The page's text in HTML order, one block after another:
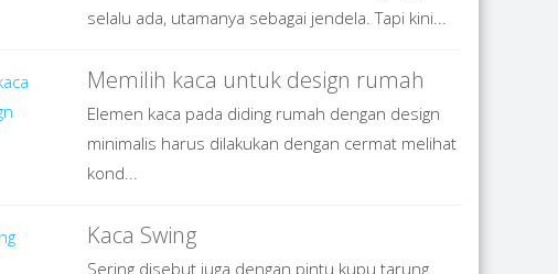
selalu ada, utamanya sebagai jendela. Tapi kini...
Memilih kaca untuk design rumah
Elemen kaca pada diding rumah dengan design
minimalis harus dilakukan dengan cermat melihat
kond...
Kaca Swing
Sering disebut juga dengan pintu kupu tarung